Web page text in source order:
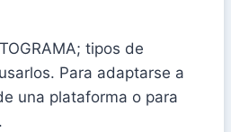
tipos de
Para adaptarse a
una plataforma o para